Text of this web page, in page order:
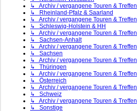
↳ Archiv / vergangene Touren & Treffen
↳ Rheinland-Pfalz & Saarland
↳ Archiv / vergangene Touren & Treffen
↳ Schleswig-Holstein & HH
↳ Archiv / vergangene Touren & Treffen
↳ Sachsen-Anhalt
↳ Archiv / vergangene Touren & Treffen
↳ Sachsen
↳ Archiv / vergangene Touren & Treffen
↳ Thüringen
↳ Archiv / vergangene Touren & Treffen
↳ Österreich
↳ Archiv / vergangene Touren & Treffen
↳ Schweiz
↳ Archiv / vergangene Touren & Treffen
↳ Sonstige